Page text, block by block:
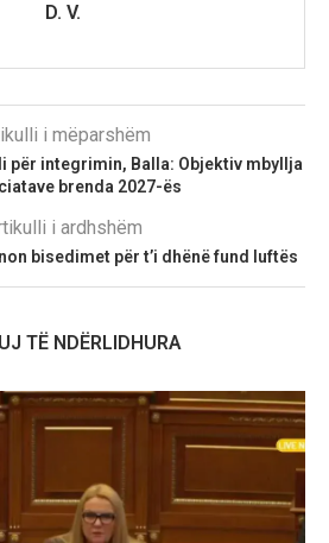
D. V.
i mëparshëm
për integrimin, Balla: Objektiv mbyllja
brenda 2027-ës
i ardhshëm
bisedimet për t’i dhënë fund luftës
TË NDËRLIDHURA